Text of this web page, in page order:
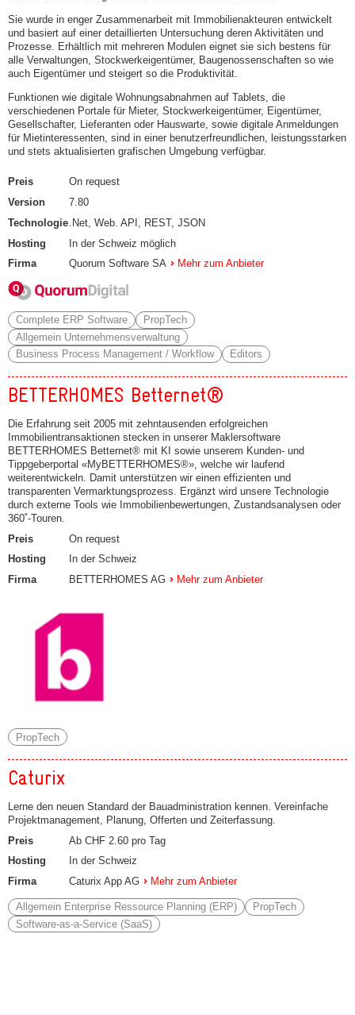
Sie wurde in enger Zusammenarbeit mit Immobilienakteuren entwickelt
und basiert auf einer detaillierten Untersuchung deren Aktivitäten und
Prozesse. Erhältlich mit mehreren Modulen eignet sie sich bestens für
alle Verwaltungen, Stockwerkeigentümer, Baugenossenschaften so wie
auch Eigentümer und steigert so die Produktivität.
Funktionen wie digitale Wohnungsabnahmen auf Tablets, die
verschiedenen Portale für Mieter, Stockwerkeigentümer, Eigentümer,
Gesellschafter, Lieferanten oder Hauswarte, sowie digitale Anmeldungen
für Mietinteressenten, sind in einer benutzerfreundlichen, leistungsstarken
und stets aktualisierten grafischen Umgebung verfügbar.
Preis
On request
Version
7.80
Technologie .Net, Web. API, REST, JSON
Hosting
In der Schweiz möglich
Firma
Quorum Software SA Mehr zum Anbieter
Complete ERP Software
PropTech
Allgemein Unternehmensverwaltung
Business Process Management / Workflow
Editors
BETTERHOMES Betternet®
Die Erfahrung seit 2005 mit zehntausenden erfolgreichen
Immobilientransaktionen stecken in unserer Maklersoftware
BETTERHOMES Betternet® mit KI sowie unserem Kunden- und
Tippgeberportal «MyBETTERHOMES®», welche wir laufend
weiterentwickeln. Damit unterstützen wir einen effizienten und
transparenten Vermarktungsprozess. Ergänzt wird unsere Technologie
durch externe Tools wie Immobilienbewertungen, Zustandsanalysen oder
360˚-Touren.
Preis
On request
Hosting
In der Schweiz
Firma
BETTERHOMES AG Mehr zum Anbieter
PropTech
Caturix
Lerne den neuen Standard der Bauadministration kennen. Vereinfache
Projektmanagement, Planung, Offerten und Zeiterfassung.
Preis
Ab CHF 2.60 pro Tag
Hosting
In der Schweiz
Firma
Caturix App AG Mehr zum Anbieter
Allgemein Enterprise Ressource Planning (ERP)
PropTech
Software-as-a-Service (SaaS)